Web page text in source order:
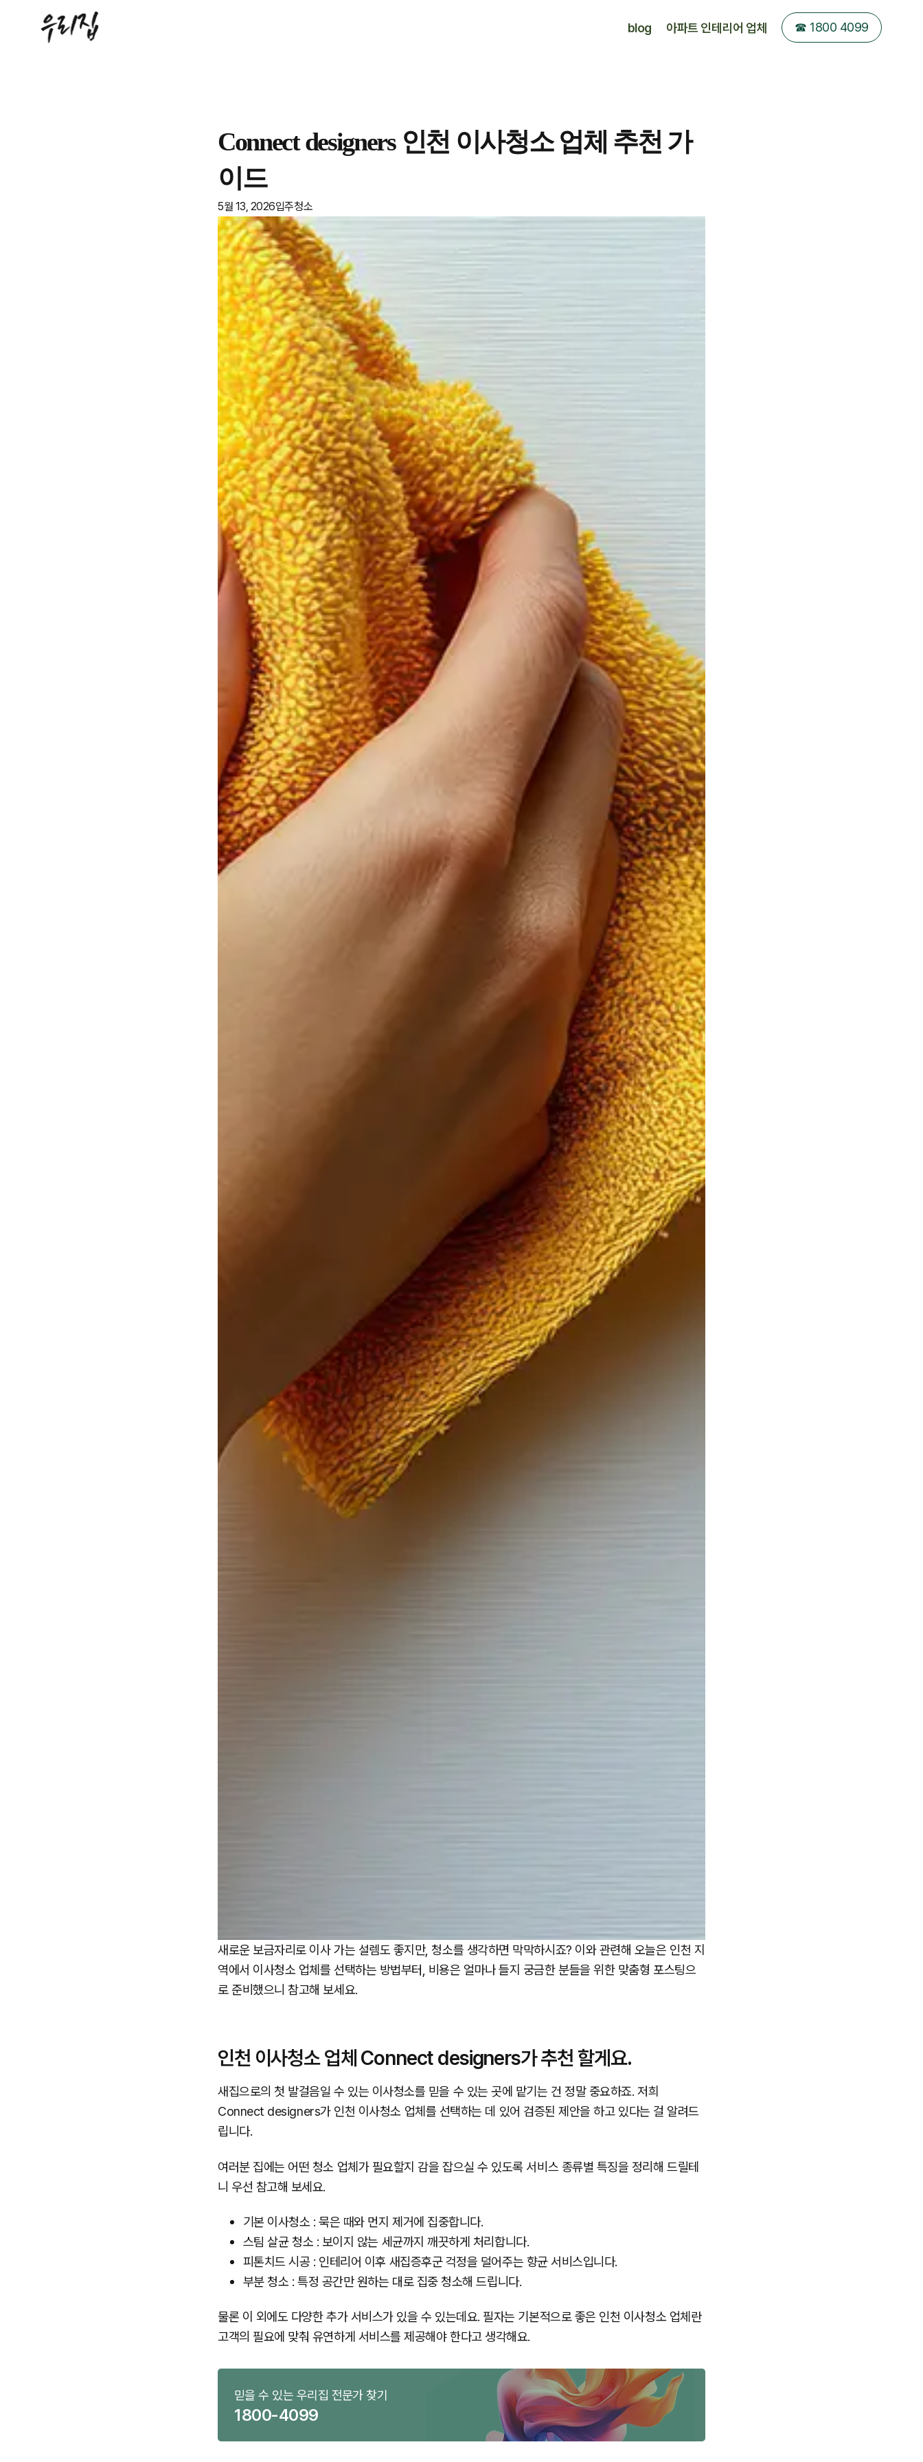
blog 아파트 인테리어 업체 ☎︎ 1800 4099
Connect designers 인천 이사청소 업체 추천 가
이드
5월 13, 2026입주청소
새로운 보금자리로 이사 가는 설렘도 좋지만, 청소를 생각하면 막막하시죠? 이와 관련해 오늘은 인천 지
역에서 이사청소 업체를 선택하는 방법부터, 비용은 얼마나 들지 궁금한 분들을 위한 맞춤형 포스팅으
로 준비했으니 참고해 보세요.
인천 이사청소 업체 Connect designers가 추천 할게요.
새집으로의 첫 발걸음일 수 있는 이사청소를 믿을 수 있는 곳에 맡기는 건 정말 중요하죠. 저희
Connect designers가 인천 이사청소 업체를 선택하는 데 있어 검증된 제안을 하고 있다는 걸 알려드
립니다.
여러분 집에는 어떤 청소 업체가 필요할지 감을 잡으실 수 있도록 서비스 종류별 특징을 정리해 드릴테
니 우선 참고해 보세요.
기본 이사청소 : 묵은 때와 먼지 제거에 집중합니다.
스팀 살균 청소 : 보이지 않는 세균까지 깨끗하게 처리합니다.
피톤치드 시공 : 인테리어 이후 새집증후군 걱정을 덜어주는 향균 서비스입니다.
부분 청소 : 특정 공간만 원하는 대로 집중 청소해 드립니다.
물론 이 외에도 다양한 추가 서비스가 있을 수 있는데요. 필자는 기본적으로 좋은 인천 이사청소 업체란
고객의 필요에 맞춰 유연하게 서비스를 제공해야 한다고 생각해요.
믿을 수 있는 우리집 전문가 찾기
1800-4099